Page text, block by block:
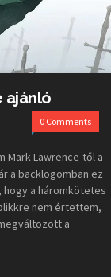
ajánló
0 Comments
Mark Lawrence-től a
a backlogomban ez
hogy a háromkötetes
nem értettem,
a